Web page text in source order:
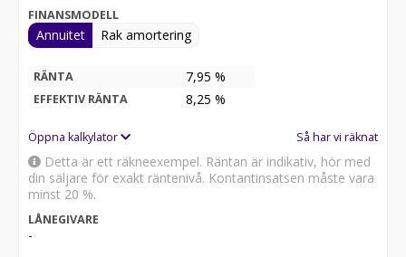
betalningar.
Andra tjänster:
Viktigt:
Texten kan innehålla fel, och du bör kontakta företaget
FINANSMODELL
Annuitet Rak amortering
RÄNTA 7,95 %
EFFEKTIV RÄNTA 8,25 %
Öppna kalkylator Så har vi räknat
Detta är ett räkneexempel. Räntan är indikativ, hör med
din säljare för exakt räntenivå. Kontantinsatsen måste vara
minst 20 %.
LÅNEGIVARE
-